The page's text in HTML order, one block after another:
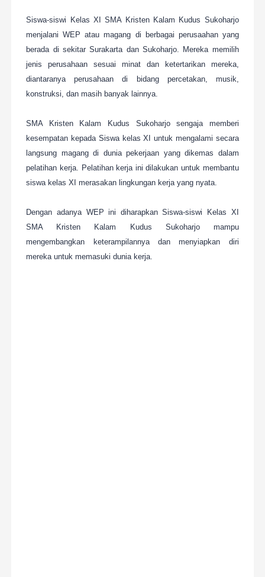
Siswa-siswi Kelas XI SMA Kristen Kalam Kudus Sukoharjo
menjalani WEP atau magang di berbagai perusaahan yang
berada di sekitar Surakarta dan Sukoharjo. Mereka memilih
jenis perusahaan sesuai minat dan ketertarikan mereka,
diantaranya perusahaan di bidang percetakan, musik,
konstruksi, dan masih banyak lainnya.
SMA Kristen Kalam Kudus Sukoharjo sengaja memberi
kesempatan kepada Siswa kelas XI untuk mengalami secara
langsung magang di dunia pekerjaan yang dikemas dalam
pelatihan kerja. Pelatihan kerja ini dilakukan untuk membantu
siswa kelas XI merasakan lingkungan kerja yang nyata.
Dengan adanya WEP ini diharapkan Siswa-siswi Kelas XI
SMA Kristen Kalam Kudus Sukoharjo mampu
mengembangkan keterampilannya dan menyiapkan diri
mereka untuk memasuki dunia kerja.